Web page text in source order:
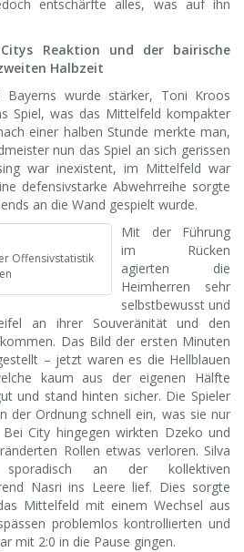
entschärfte alles, was auf ihn
Reaktion und der bairische
Halbzeit
Bayerns wurde stärker, Toni Kroos
Spiel, was das Mittelfeld kompakter
einer halben Stunde merkte man,
nun das Spiel an sich gerissen
war inexistent, im Mittelfeld war
defensivstarke Abwehrreihe sorgte
an die Wand gespielt wurde.
Offensivstatistik
Mit der Führung
im Rücken
agierten die
Heimherren sehr
selbstbewusst und
an ihrer Souveränität und den
Das Bild der ersten Minuten
– jetzt waren es die Hellblauen
kaum aus der eigenen Hälfte
und stand hinten sicher. Die Spieler
der Ordnung schnell ein, was sie nur
City hingegen wirkten Dzeko und
Rollen etwas verloren. Silva
an der kollektiven
Nasri ins Leere lief. Dies sorgte
Mittelfeld mit einem Wechsel aus
problemlos kontrollierten und
mit 2:0 in die Pause gingen.